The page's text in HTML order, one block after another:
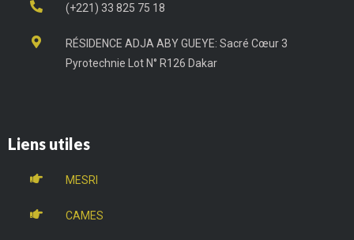
(+221) 33 825 75 18
RÉSIDENCE ADJA ABY GUEYE: Sacré Cœur 3
Pyrotechnie Lot N° R126 Dakar
Liens utiles
MESRI
CAMES